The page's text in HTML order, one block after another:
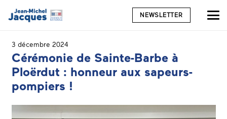
NEWSLETTER
3 décembre 2024
Cérémonie de Sainte-Barbe à
Ploërdut : honneur aux sapeurs-
pompiers !